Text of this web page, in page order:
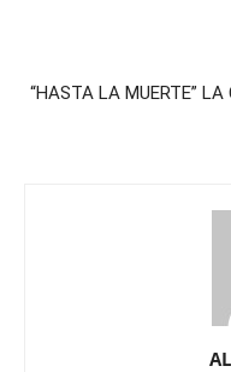
“HASTA LA MUERTE”